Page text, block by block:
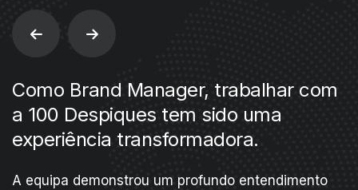
Como Brand Manager, trabalhar com
a 100 Despiques tem sido uma
experiência transformadora.
A equipa demonstrou um profundo entendimento